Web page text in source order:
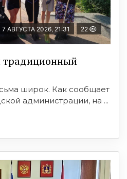
7 АВГУСТА 2026, 21:31 22
традиционный
широк. Как сообщает
администрации, на ...